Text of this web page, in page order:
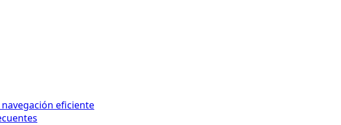
eficiente